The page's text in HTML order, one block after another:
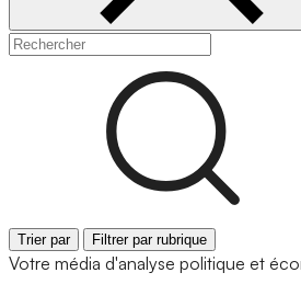
Trier par Filtrer par rubrique
Votre média d'analyse politique et